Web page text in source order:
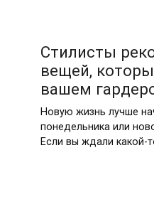
Стилисты
вещей,
вашем
Новую жизнь лучше
понедельника или
Если вы ждали какой-